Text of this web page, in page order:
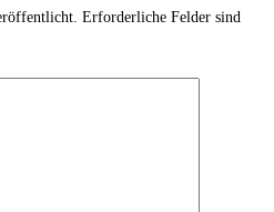
Erforderliche Felder sind